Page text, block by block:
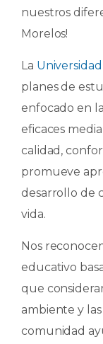
nuestros
Morelos!
La
planes de
enfocado en
eficaces
calidad,
promueve
desarrollo de
vida.
Nos
educativo
que
ambiente y
comunidad